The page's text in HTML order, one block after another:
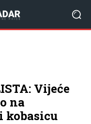
Vijeće
na
kobasicu